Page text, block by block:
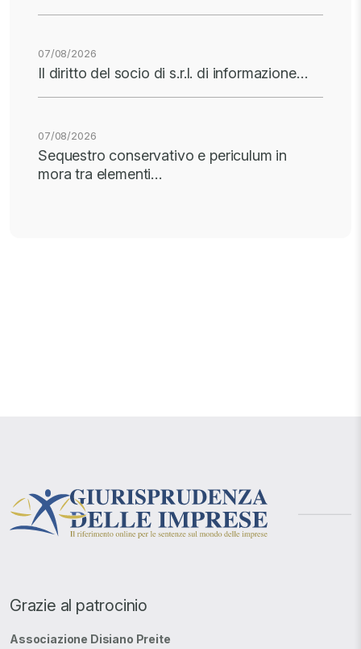
07/08/2026
Il diritto del socio di s.r.l. di informazione…
07/08/2026
Sequestro conservativo e periculum in
mora tra elementi…
Grazie al patrocinio
Associazione Disiano Preite